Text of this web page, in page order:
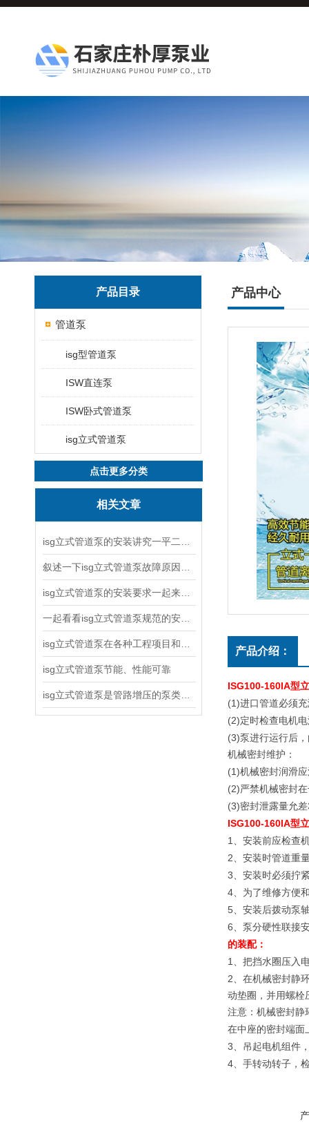
产品目录
管道泵
isg型管道泵
ISW直连泵
ISW卧式管道泵
isg立式管道泵
点击更多分类
相关文章
isg立式管道泵节能、性能可靠
产品中心
产品介绍：
ISG100-160IA型
(1)进口管道必须
(2)定时检查电机
(3)泵进行运行后
机械密封维护：
(1)机械密封润滑
(2)严禁机械密封
(3)密封泄露量允差
ISG100-160IA型
1 、安装前应检查
2、安装时管道重
3、安装时必须拧
4、为了维修方便
5、安装后拨动泵
6、泵分硬性联接
的装配：
1 、把挡水圈压入
2、在机械密封静
动垫圈，并用螺栓
注意：机械密封静
在中座的密封端面
3、吊起电机组件
4、手转动转子，